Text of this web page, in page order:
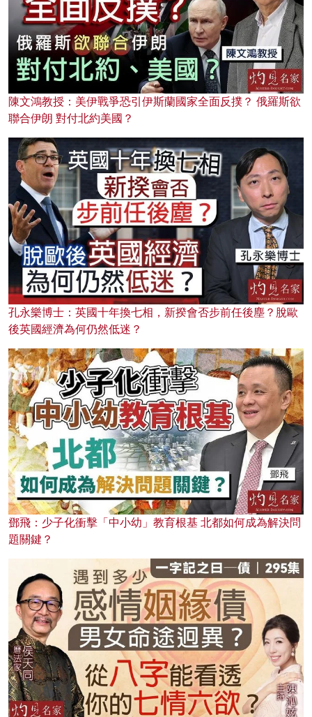
陳文鴻教授：美伊戰爭恐引伊斯蘭國家全面反撲？ 俄羅斯欲
聯合伊朗 對付北約美國？
孔永樂博士：英國十年換七相，新揆會否步前任後塵？脫歐
後英國經濟為何仍然低迷？
鄧飛：少子化衝擊「中小幼」教育根基 北都如何成為解決問
題關鍵？